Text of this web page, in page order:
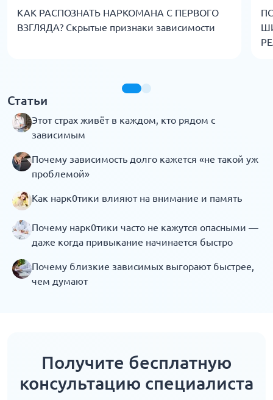
КАК РАСПОЗНАТЬ НАРКОМАНА С ПЕРВОГО
ВЗГЛЯДА? Скрытые признаки зависимости
Статьи
Этот страх живёт в каждом, кто рядом с
зависимым
Почему зависимость долго кажется «не такой уж
проблемой»
Как нарк0тики влияют на внимание и память
Почему нарк0тики часто не кажутся опасными —
даже когда привыкание начинается быстро
Почему близкие зависимых выгорают быстрее,
чем думают
Получите бесплатную
консультацию специалиста